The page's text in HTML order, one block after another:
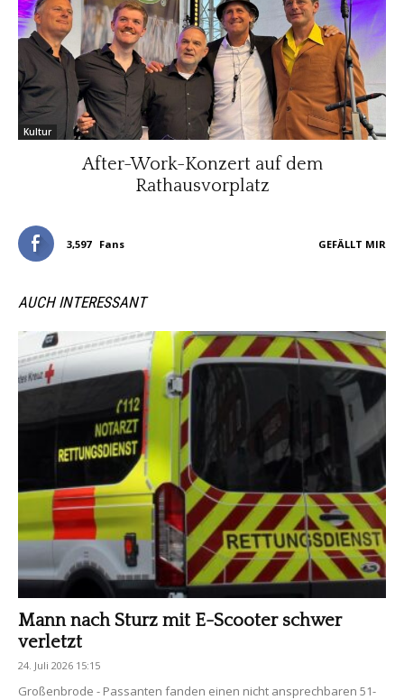
Kultur
After-Work-Konzert auf dem
Rathausvorplatz
3,597 Fans GEFÄLLT MIR
AUCH INTERESSANT
Mann nach Sturz mit E-Scooter schwer
verletzt
24. Juli 2026 15:15
Großenbrode - Passanten fanden einen nicht ansprechbaren 51-